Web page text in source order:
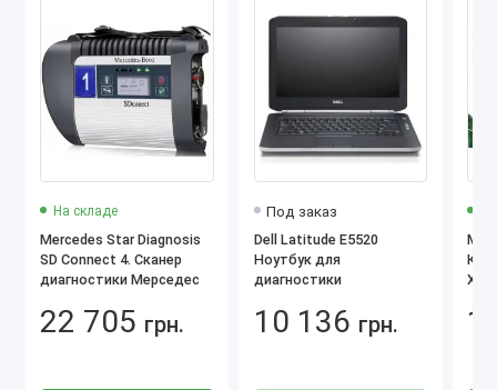
На складе
Mercedes Star Diagnosis
SD Connect 4. Cканер
диагностики Мерседес
22 705 грн.
Под заказ
Dell Latitude E5520
Ноутбук для
диагностики
10 136 грн.
Как